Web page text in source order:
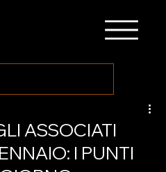
ASSOCIATI
I PUNTI